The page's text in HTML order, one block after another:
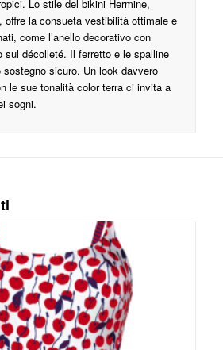
Lo stile del bikini Hermine,
offre la consueta vestibilità ottimale e
come l’anello decorativo con
sul décolleté. Il ferretto e le spalline
sostegno sicuro. Un look davvero
le sue tonalità color terra ci invita a
sogni.